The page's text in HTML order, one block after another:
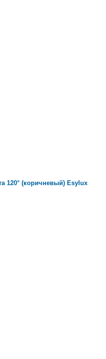
120° (коричневый) Esylux